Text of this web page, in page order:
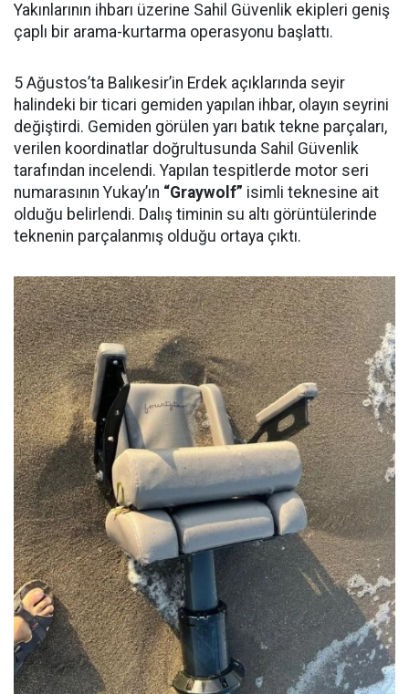
Yakınlarının ihbarı üzerine Sahil Güvenlik ekipleri geniş
çaplı bir arama-kurtarma operasyonu başlattı.
5 Ağustos’ta Balıkesir’in Erdek açıklarında seyir
halindeki bir ticari gemiden yapılan ihbar, olayın seyrini
değiştirdi. Gemiden görülen yarı batık tekne parçaları,
verilen koordinatlar doğrultusunda Sahil Güvenlik
tarafından incelendi. Yapılan tespitlerde motor seri
numarasının Yukay’ın “Graywolf” isimli teknesine ait
olduğu belirlendi. Dalış timinin su altı görüntülerinde
teknenin parçalanmış olduğu ortaya çıktı.